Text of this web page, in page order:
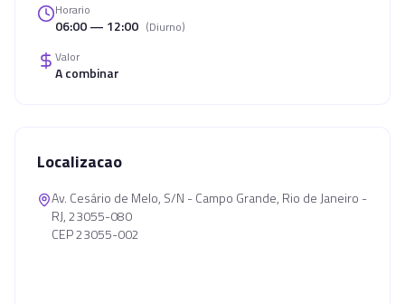
Horario
06:00 — 12:00 (Diurno)
Valor
A combinar
Localizacao
Av. Cesário de Melo, S/N - Campo Grande, Rio de Janeiro -
RJ, 23055-080
CEP 23055-002